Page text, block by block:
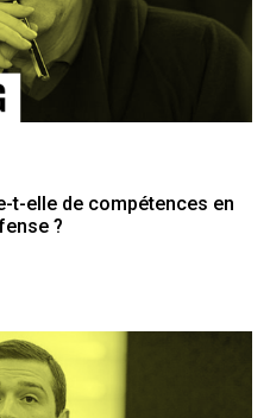
t-elle de compétences en
?